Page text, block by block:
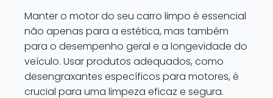
Manter o motor do seu carro limpo é essencial
não apenas para a estética, mas também
para o desempenho geral e a longevidade do
veículo. Usar produtos adequados, como
desengraxantes específicos para motores, é
crucial para uma limpeza eficaz e segura.